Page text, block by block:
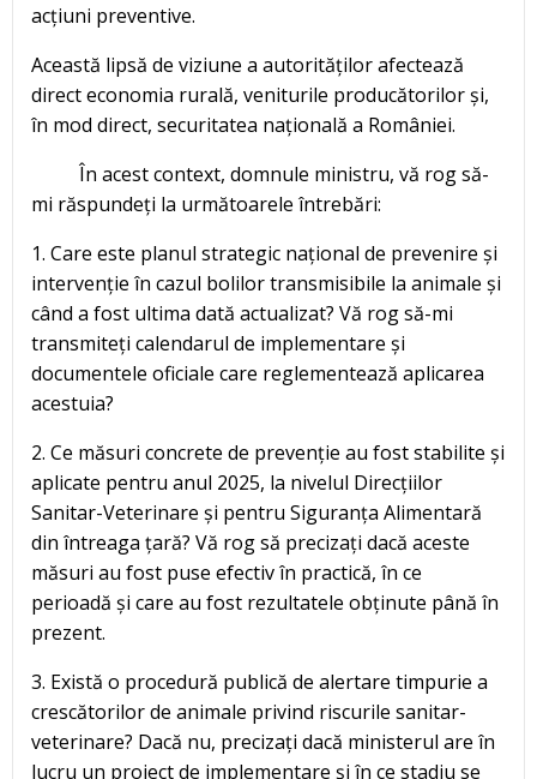
acțiuni preventive.
Această lipsă de viziune a autorităților afectează
direct economia rurală, veniturile producătorilor și,
în mod direct, securitatea națională a României.
În acest context, domnule ministru, vă rog să-
mi răspundeți la următoarele întrebări:
1. Care este planul strategic național de prevenire și
intervenție în cazul bolilor transmisibile la animale și
când a fost ultima dată actualizat? Vă rog să-mi
transmiteți calendarul de implementare și
documentele oficiale care reglementează aplicarea
acestuia?
2. Ce măsuri concrete de prevenție au fost stabilite și
aplicate pentru anul 2025, la nivelul Direcțiilor
Sanitar-Veterinare și pentru Siguranța Alimentară
din întreaga țară? Vă rog să precizați dacă aceste
măsuri au fost puse efectiv în practică, în ce
perioadă și care au fost rezultatele obținute până în
prezent.
3. Există o procedură publică de alertare timpurie a
crescătorilor de animale privind riscurile sanitar-
veterinare? Dacă nu, precizați dacă ministerul are în
lucru un proiect de implementare și în ce stadiu se